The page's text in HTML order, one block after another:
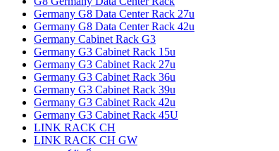
Germany G8 Data Center Rack 27u
Germany G8 Data Center Rack 42u
Germany Cabinet Rack G3
Germany G3 Cabinet Rack 15u
Germany G3 Cabinet Rack 27u
Germany G3 Cabinet Rack 36u
Germany G3 Cabinet Rack 39u
Germany G3 Cabinet Rack 42u
Germany G3 Cabinet Rack 45U
LINK RACK CH
LINK RACK CH GW